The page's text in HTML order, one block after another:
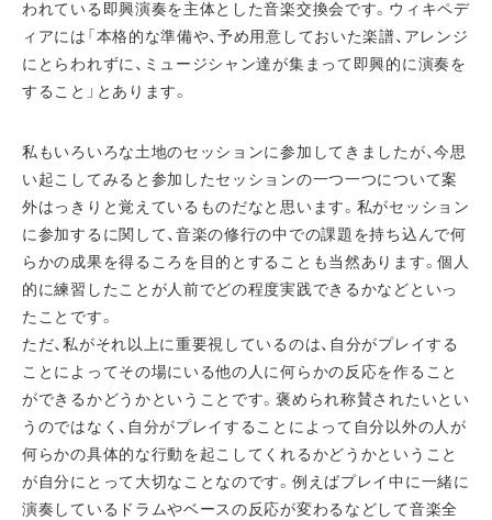
われている即興演奏を主体とした音楽交換会です。ウィキペデ
ィアには「本格的な準備や、予め用意しておいた楽譜、アレンジ
にとらわれずに、ミュージシャン達が集まって即興的に演奏を
すること」とあります。
私もいろいろな土地のセッションに参加してきましたが、今思
い起こしてみると参加したセッションの一つ一つについて案
外はっきりと覚えているものだなと思います。私がセッション
に参加するに関して、音楽の修行の中での課題を持ち込んで何
らかの成果を得るころを目的とすることも当然あります。個人
的に練習したことが人前でどの程度実践できるかなどといっ
たことです。
ただ、私がそれ以上に重要視しているのは、自分がプレイする
ことによってその場にいる他の人に何らかの反応を作ること
ができるかどうかということです。褒められ称賛されたいとい
うのではなく、自分がプレイすることによって自分以外の人が
何らかの具体的な行動を起こしてくれるかどうかということ
が自分にとって大切なことなのです。例えばプレイ中に一緒に
演奏しているドラムやベースの反応が変わるなどして音楽全